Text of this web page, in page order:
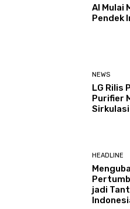
AI Mulai
Pendek
NEWS
LG Rilis
Purifier
HEADLINE
jadi